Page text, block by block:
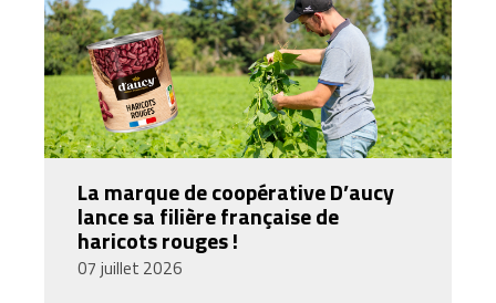
La marque de coopérative D’aucy
lance sa filière française de
haricots rouges !
07 juillet 2026